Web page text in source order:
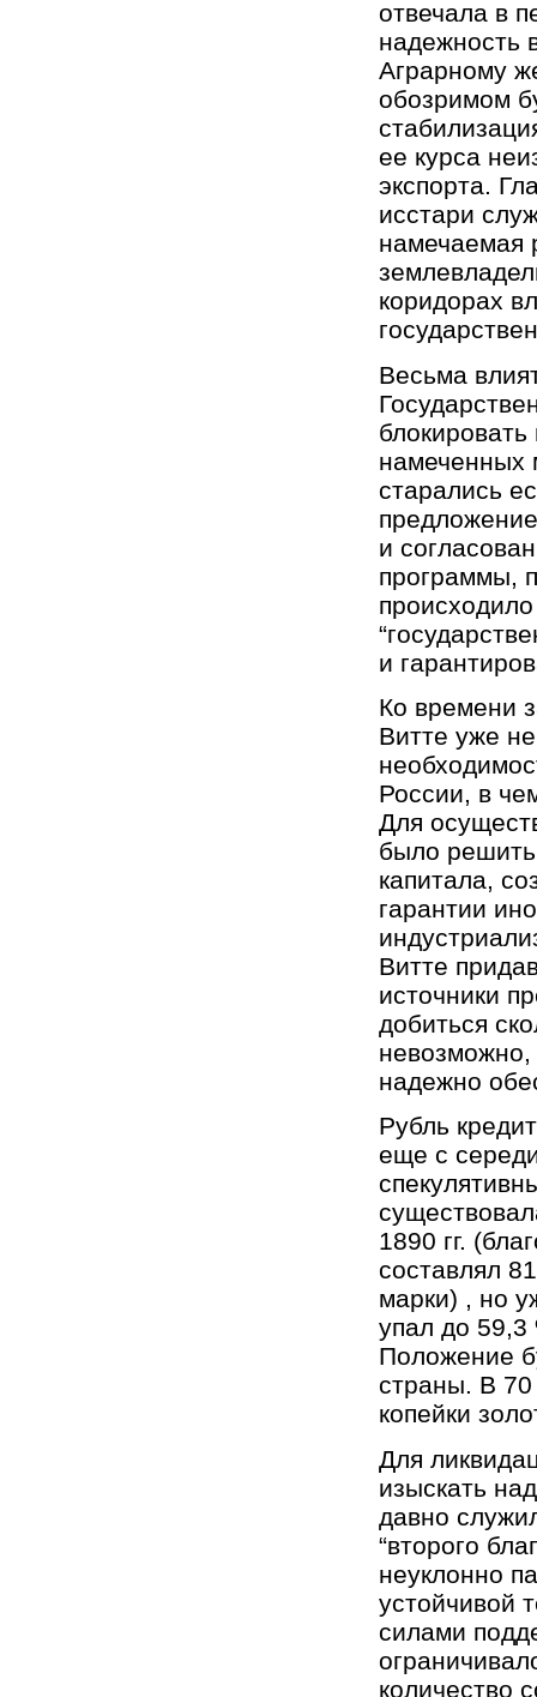
отвечала в
надежность
Аграрному
обозримом
ее курса
экспорта.
исстари
намечаемая
коридорах
Весьма
намеченных
старались
и
программы,
и
Ко времени
Витте уже
России, в
Для
было
капитала,
гарантии
Витте
источники
добиться
невозможно,
надежно
Рубль
еще с
1890 гг.
составлял
марки) , но
упал до 59,3
Положение
страны. В 70
копейки
Для
изыскать
давно
“второго
неуклонно
устойчивой
силами
количество